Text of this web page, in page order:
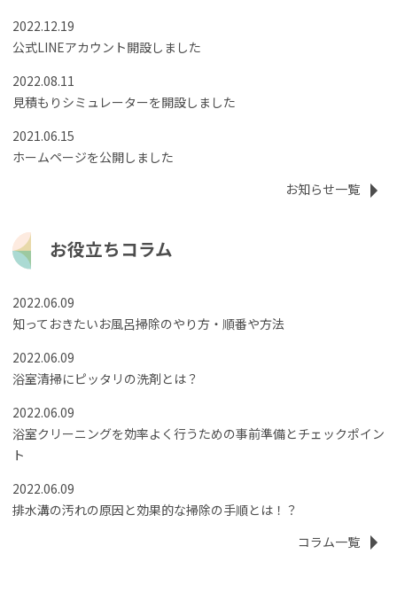
2022.12.19
公式LINEアカウント開設しました
2022.08.11
見積もりシミュレーターを開設しました
2021.06.15
ホームページを公開しました
お知らせ一覧
お役立ちコラム
2022.06.09
知っておきたいお風呂掃除のやり方・順番や方法
2022.06.09
浴室清掃にピッタリの洗剤とは？
2022.06.09
浴室クリーニングを効率よく行うための事前準備とチェックポイン
ト
2022.06.09
排水溝の汚れの原因と効果的な掃除の手順とは！？
コラム一覧